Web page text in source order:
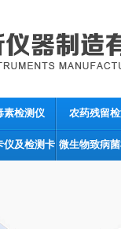
素检测仪 农药残留
仪及检测卡 微生物致病